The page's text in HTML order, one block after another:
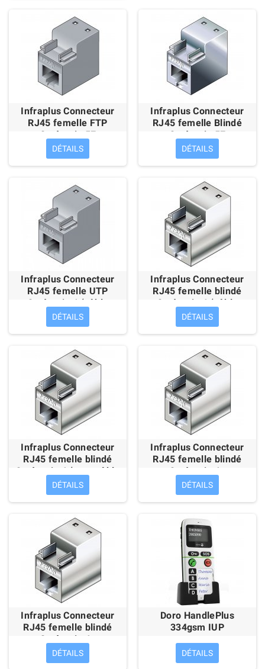
Infraplus Connecteur
RJ45 femelle FTP
Catégorie 5E
DÉTAILS
Infraplus Connecteur
RJ45 femelle Blindé
Catégorie 5E
DÉTAILS
Infraplus Connecteur
RJ45 femelle UTP
Catégorie 6 (câble
rigide)
DÉTAILS
Infraplus Connecteur
RJ45 femelle blindé
Catégorie 6 (câble
rigide)
DÉTAILS
Infraplus Connecteur
RJ45 femelle blindé
Catégorie 6 (pour câble
souple)
DÉTAILS
Infraplus Connecteur
RJ45 femelle blindé
Catégorie 6a
"Excillience" (pour câble
rigide)
DÉTAILS
Infraplus Connecteur
RJ45 femelle blindé
Catégorie 6a
"Excillience" (pour câble
souple)
DÉTAILS
Doro HandlePlus
334gsm IUP
DÉTAILS